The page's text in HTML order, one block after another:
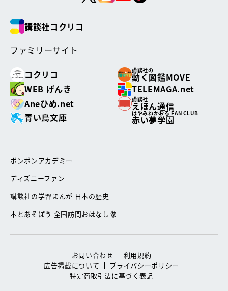
講談社コクリコ
ファミリーサイト
コクリコ
講談社の
動く図鑑MOVE
WEB げんき
TELEMAGA.net
Aneひめ.net
講談社
えほん通信
青い鳥文庫
はやみねかおる FAN CLUB
赤い夢学園
ボンボンアカデミー
ディズニーファン
講談社の学習まんが 日本の歴史
本とあそぼう 全国訪問おはなし隊
お問い合わせ
利用規約
広告掲載について
プライバシーポリシー
特定商取引法に基づく表記